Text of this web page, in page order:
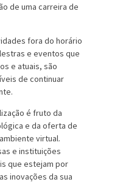
de uma carreira de
fora do horário
e eventos que
e atuais, são
de continuar
é fruto da
e da oferta de
virtual.
e instituições
que estejam por
inovações da sua